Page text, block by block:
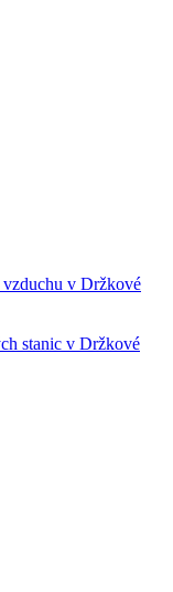
v Držkové
stanic v Držkové